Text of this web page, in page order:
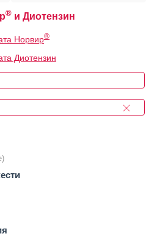
® и Диотензин
Норвир®
Диотензин